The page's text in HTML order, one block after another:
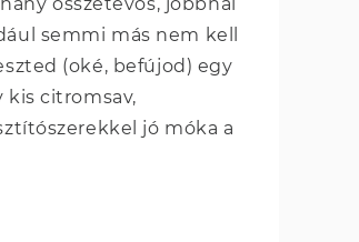
semmi más nem kell
(oké, befújod) egy
kis citromsav,
jó móka a